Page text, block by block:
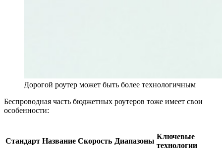
Дорогой роутер может быть более технологичным
Беспроводная часть бюджетных роутеров тоже имеет свои
особенности:
Стандарт Название Скорость Диапазоны
Ключевые
технологии